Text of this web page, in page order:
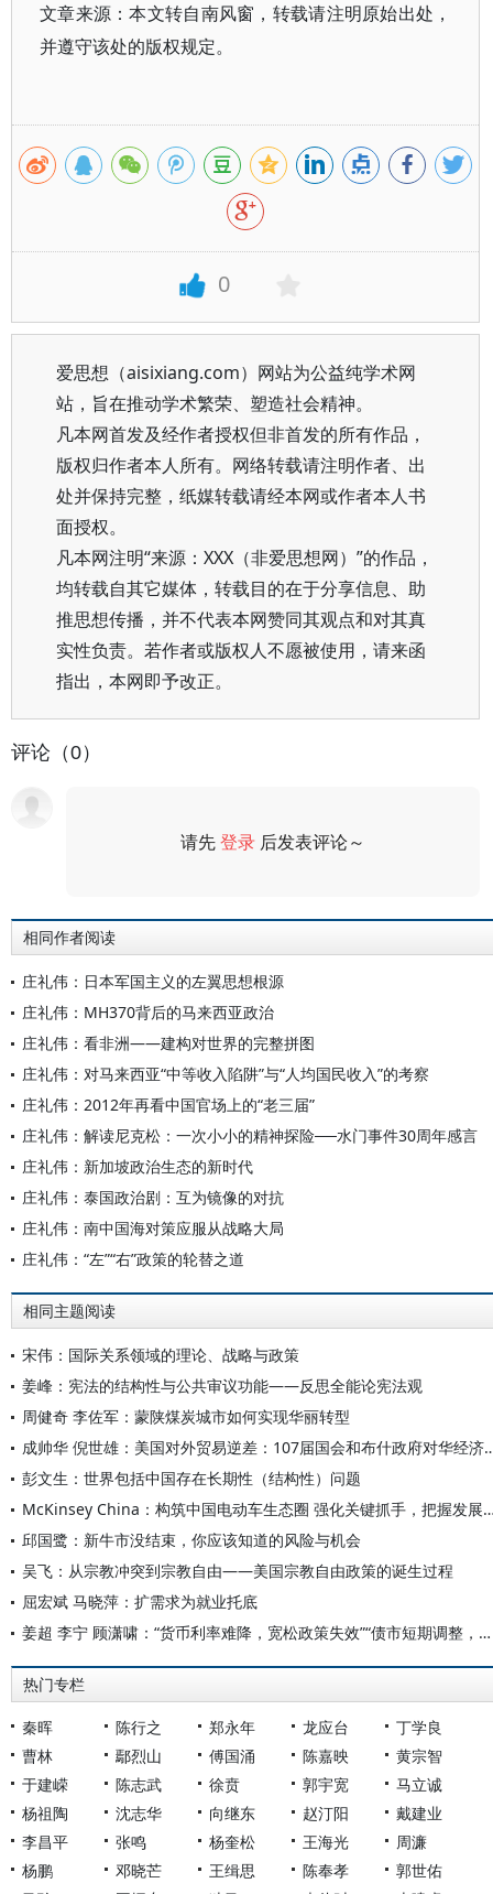
文章来源：本文转自南风窗，转载请注明原始出处，
并遵守该处的版权规定。
0
爱思想（aisixiang.com）网站为公益纯学术网
站，旨在推动学术繁荣、塑造社会精神。
凡本网首发及经作者授权但非首发的所有作品，
版权归作者本人所有。网络转载请注明作者、出
处并保持完整，纸媒转载请经本网或作者本人书
面授权。
凡本网注明“来源：XXX（非爱思想网）”的作品，
均转载自其它媒体，转载目的在于分享信息、助
推思想传播，并不代表本网赞同其观点和对其真
实性负责。若作者或版权人不愿被使用，请来函
指出，本网即予改正。
评论（0）
请先登录 后发表评论～
相同作者阅读
庄礼伟：日本军国主义的左翼思想根源
庄礼伟：MH370背后的马来西亚政治
庄礼伟：看非洲——建构对世界的完整拼图
庄礼伟：对马来西亚“中等收入陷阱”与“人均国民收入”的考察
庄礼伟：2012年再看中国官场上的“老三届”
庄礼伟：解读尼克松：一次小小的精神探险──水门事件30周年感言
庄礼伟：新加坡政治生态的新时代
庄礼伟：泰国政治剧：互为镜像的对抗
庄礼伟：南中国海对策应服从战略大局
庄礼伟：“左”“右”政策的轮替之道
相同主题阅读
宋伟：国际关系领域的理论、战略与政策
姜峰：宪法的结构性与公共审议功能——反思全能论宪法观
周健奇 李佐军：蒙陕煤炭城市如何实现华丽转型
成帅华 倪世雄：美国对外贸易逆
彭文生：世界包括中国存在长期性（结构性）问题
McKinsey China：构筑中国电动车
邱国鹭：新牛市没结束，你应该知道的风险与机会
吴飞：从宗教冲突到宗教自由――美国宗教自由政策的诞生过程
屈宏斌 马晓萍：扩需求为就业托底
姜超 李宁 顾潇啸：“货币利率难降，宽松政策失效”“债市短期调整，刚兑面临考验”
热门专栏
秦晖 陈行之 郑永年 龙应台
丁学良
曹林
鄢烈山 傅国涌 陈嘉映
黄宗智
于建嵘
陈志武 徐贲 郭宇宽
马立诚
杨祖陶
沈志华 向继东 赵汀阳
戴建业
李昌平
张鸣 杨奎松 王海光
周濂
杨鹏
邓晓芒 王缉思 陈奉孝
郭世佑